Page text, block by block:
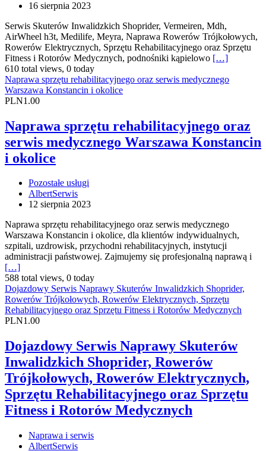
16 sierpnia 2023
Serwis Skuterów Inwalidzkich Shoprider, Vermeiren, Mdh,
AirWheel h3t, Medilife, Meyra, Naprawa Rowerów Trójkołowych,
Rowerów Elektrycznych, Sprzętu Rehabilitacyjnego oraz Sprzętu
Fitness i Rotorów Medycznych, podnośniki kąpielowo […]
610 total views, 0 today
Naprawa sprzętu rehabilitacyjnego oraz serwis medycznego
Warszawa Konstancin i okolice
PLN1.00
Naprawa sprzętu rehabilitacyjnego oraz
serwis medycznego Warszawa Konstancin
i okolice
Pozostałe usługi
AlbertSerwis
12 sierpnia 2023
Naprawa sprzętu rehabilitacyjnego oraz serwis medycznego
Warszawa Konstancin i okolice, dla klientów indywidualnych,
szpitali, uzdrowisk, przychodni rehabilitacyjnych, instytucji
administracji państwowej. Zajmujemy się profesjonalną naprawą i
[…]
588 total views, 0 today
Dojazdowy Serwis Naprawy Skuterów Inwalidzkich Shoprider,
Rowerów Trójkołowych, Rowerów Elektrycznych, Sprzętu
Rehabilitacyjnego oraz Sprzętu Fitness i Rotorów Medycznych
PLN1.00
Dojazdowy Serwis Naprawy Skuterów
Inwalidzkich Shoprider, Rowerów
Trójkołowych, Rowerów Elektrycznych,
Sprzętu Rehabilitacyjnego oraz Sprzętu
Fitness i Rotorów Medycznych
Naprawa i serwis
AlbertSerwis